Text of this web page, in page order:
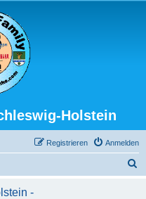
Holstein
Anmelden
Registrieren
-